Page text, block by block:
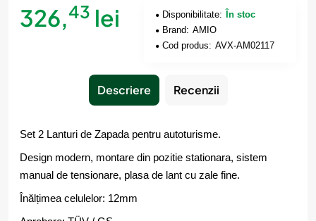
326,43 lei Disponibilitate:
În stoc
Brand: AMIO
Cod produs: AVX-AM02117
Descriere Recenzii
Set 2 Lanturi de Zapada pentru autoturisme.
Design modern, montare din pozitie stationara, sistem
manual de tensionare, plasa de lant cu zale fine.
Înălțimea celulelor: 12mm